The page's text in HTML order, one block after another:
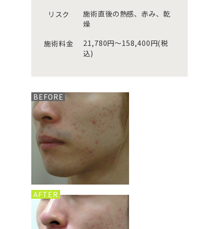
リスク
施術直後の熱感、赤み、乾
燥
施術料金
21,780円～158,400円(税
込)
BEFORE
AFTER